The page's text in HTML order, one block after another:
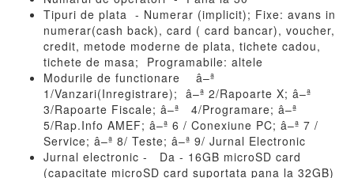
Tipuri de plata - Numerar (implicit); Fixe: avans in
numerar(cash back), card ( card bancar), voucher,
credit, metode moderne de plata, tichete cadou,
tichete de masa; Programabile: altele
Modurile de functionare â–ª
1/Vanzari(Inregistrare); â–ª 2/Rapoarte X; â–ª
3/Rapoarte Fiscale; â–ª 4/Programare; â–ª
5/Rap.Info AMEF; â–ª 6 / Conexiune PC; â–ª 7 /
Service; â–ª 8/ Teste; â–ª 9/ Jurnal Electronic
Jurnal electronic - Da - 16GB microSD card
(capacitate microSD card suportata pana la 32GB)